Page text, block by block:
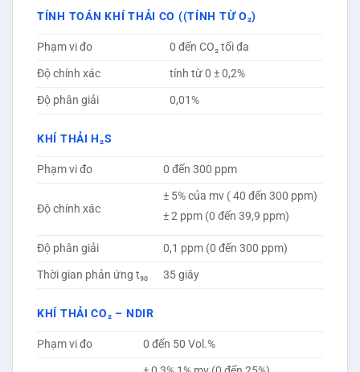
TÍNH TOÁN KHÍ THẢI CO ((TÍNH TỪ O₂)
Phạm vi đo
0 đến CO₂ tối đa
Độ chính xác
tính từ 0 ± 0,2%
Độ phân giải
0,01%
KHÍ THẢI H₂S
Phạm vi đo 0 đến 300 ppm
Độ chính xác
± 5% của mv ( 40 đến 300 ppm)
± 2 ppm (0 đến 39,9 ppm)
Độ phân giải
0,1 ppm (0 đến 300 ppm)
Thời gian phản ứng t₉₀
35 giây
KHÍ THẢI CO₂ – NDIR
Phạm vi đo 0 đến 50 Vol.%